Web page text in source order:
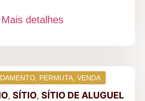
Mais detalhes
, SÍTIO, SÍTIO DE ALUGUEL
PERMUTA VENDA